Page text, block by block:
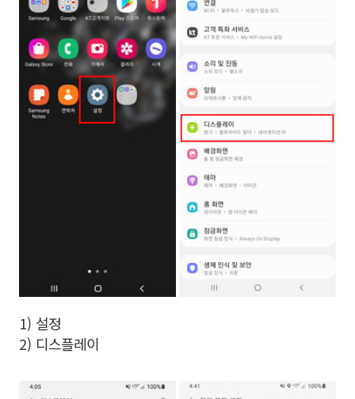
1) 설정
2) 디스플레이